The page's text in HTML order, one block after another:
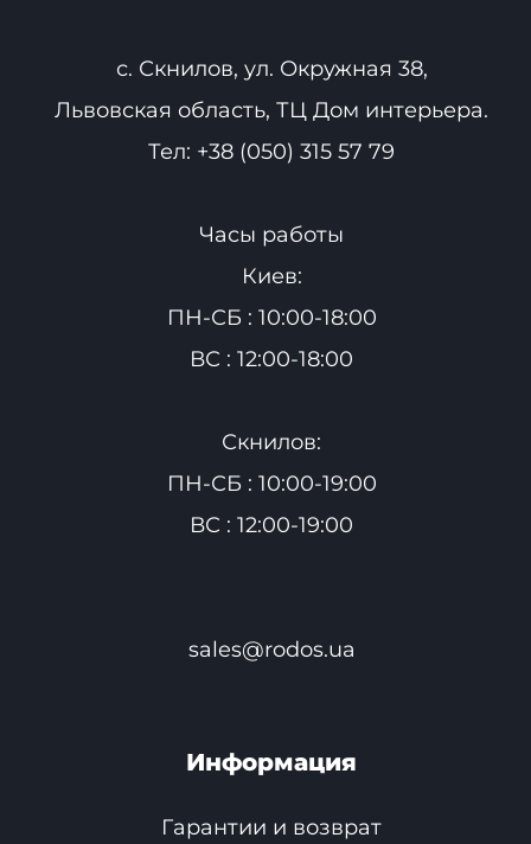
с. Скнилов, ул. Окружная 38,
Львовская область, ТЦ Дом интерьера.
Тел: +38 (050) 315 57 79
Часы работы
Киев:
ПН-СБ : 10:00-18:00
ВС : 12:00-18:00
Скнилов:
ПН-СБ : 10:00-19:00
ВС : 12:00-19:00
sales@rodos.ua
Информация
Гарантии и возврат